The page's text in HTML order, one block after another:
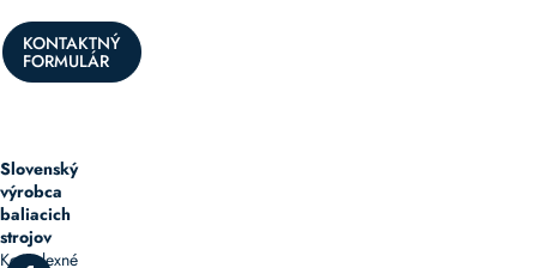
KONTAKTNÝ
FORMULÁR
Slovenský
výrobca
baliacich
strojov
Komplexné